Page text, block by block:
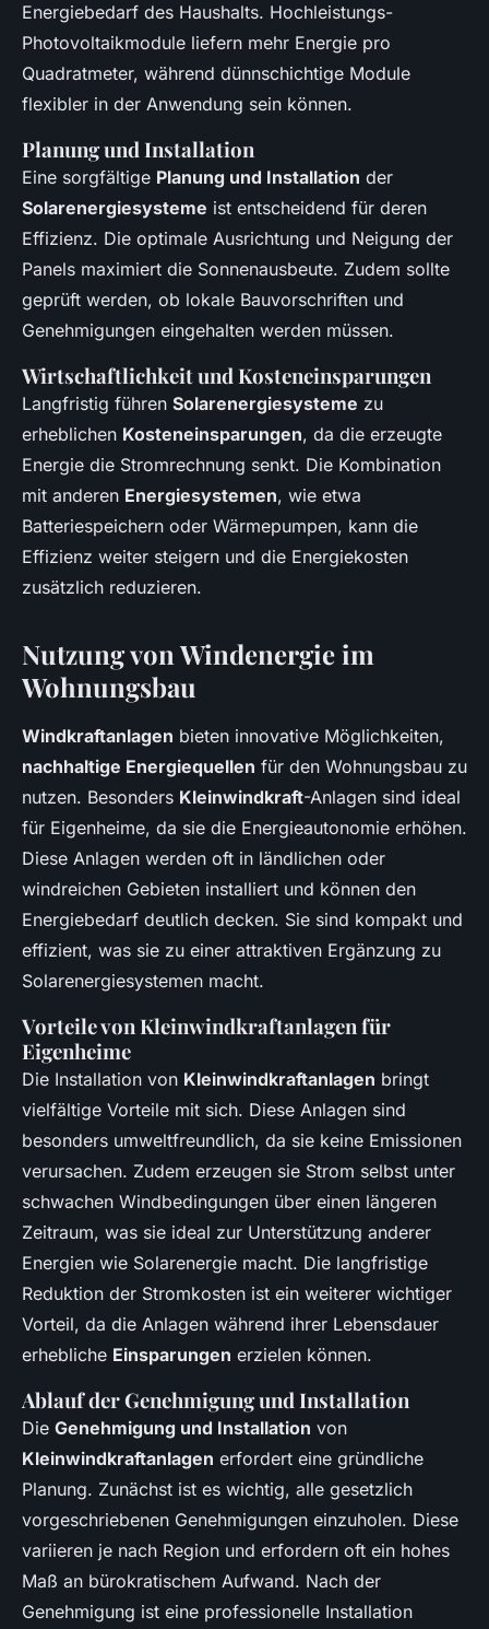
Energiebedarf des Haushalts. Hochleistungs-
Photovoltaikmodule liefern mehr Energie pro
Quadratmeter, während dünnschichtige Module
flexibler in der Anwendung sein können.
Planung und Installation
Eine sorgfältige Planung und Installation der
Solarenergiesysteme ist entscheidend für deren
Effizienz. Die optimale Ausrichtung und Neigung der
Panels maximiert die Sonnenausbeute. Zudem sollte
geprüft werden, ob lokale Bauvorschriften und
Genehmigungen eingehalten werden müssen.
Wirtschaftlichkeit und Kosteneinsparungen
Langfristig führen Solarenergiesysteme zu
erheblichen Kosteneinsparungen, da die erzeugte
Energie die Stromrechnung senkt. Die Kombination
mit anderen Energiesystemen, wie etwa
Batteriespeichern oder Wärmepumpen, kann die
Effizienz weiter steigern und die Energiekosten
zusätzlich reduzieren.
Nutzung von Windenergie im
Wohnungsbau
Windkraftanlagen bieten innovative Möglichkeiten,
nachhaltige Energiequellen für den Wohnungsbau zu
nutzen. Besonders Kleinwindkraft-Anlagen sind ideal
für Eigenheime, da sie die Energieautonomie erhöhen.
Diese Anlagen werden oft in ländlichen oder
windreichen Gebieten installiert und können den
Energiebedarf deutlich decken. Sie sind kompakt und
effizient, was sie zu einer attraktiven Ergänzung zu
Solarenergiesystemen macht.
Vorteile von Kleinwindkraftanlagen für
Eigenheime
Die Installation von Kleinwindkraftanlagen bringt
vielfältige Vorteile mit sich. Diese Anlagen sind
besonders umweltfreundlich, da sie keine Emissionen
verursachen. Zudem erzeugen sie Strom selbst unter
schwachen Windbedingungen über einen längeren
Zeitraum, was sie ideal zur Unterstützung anderer
Energien wie Solarenergie macht. Die langfristige
Reduktion der Stromkosten ist ein weiterer wichtiger
Vorteil, da die Anlagen während ihrer Lebensdauer
erhebliche Einsparungen erzielen können.
Ablauf der Genehmigung und Installation
Die Genehmigung und Installation von
Kleinwindkraftanlagen erfordert eine gründliche
Planung. Zunächst ist es wichtig, alle gesetzlich
vorgeschriebenen Genehmigungen einzuholen. Diese
variieren je nach Region und erfordern oft ein hohes
Maß an bürokratischem Aufwand. Nach der
Genehmigung ist eine professionelle Installation